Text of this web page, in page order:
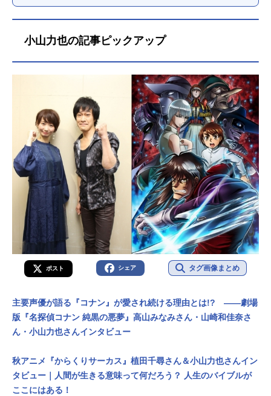
小山力也の記事ピックアップ
ポスト シェア タグ画像まとめ
主要声優が語る『コナン』が愛され続ける理由とは!? ――劇場
版『名探偵コナン 純黒の悪夢』高山みなみさん・山崎和佳奈さ
ん・小山力也さんインタビュー
秋アニメ『からくりサーカス』植田千尋さん＆小山力也さんイン
タビュー｜人間が生きる意味って何だろう？ 人生のバイブルが
ここにはある！